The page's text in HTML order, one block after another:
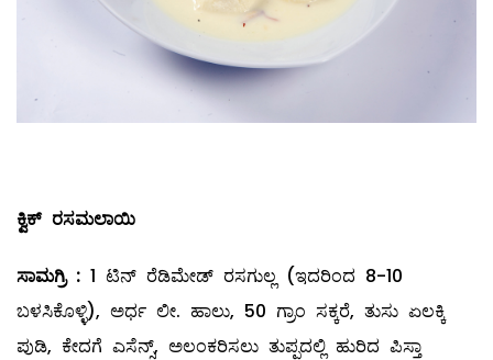
ಕ್ವಿಕ್‌ ರಸಮಲಾಯಿ
ಸಾಮಗ್ರಿ: 1 ಟಿನ್‌ ರೆಡಿಮೇಡ್‌ ರಸಗುಲ್ಲ (ಇದರಿಂದ 8-10
ಬಳಸಿಕೊಳ್ಳಿ), ಅರ್ಧ ಲೀ. ಹಾಲು, 50 ಗ್ರಾಂ ಸಕ್ಕರೆ, ತುಸು ಏಲಕ್ಕಿ
ಪುಡಿ, ಕೇದಗೆ ಎಸೆನ್ಸ್, ಅಲಂಕರಿಸಲು ತುಪ್ಪದಲ್ಲಿ ಹುರಿದ ಪಿಸ್ತಾ